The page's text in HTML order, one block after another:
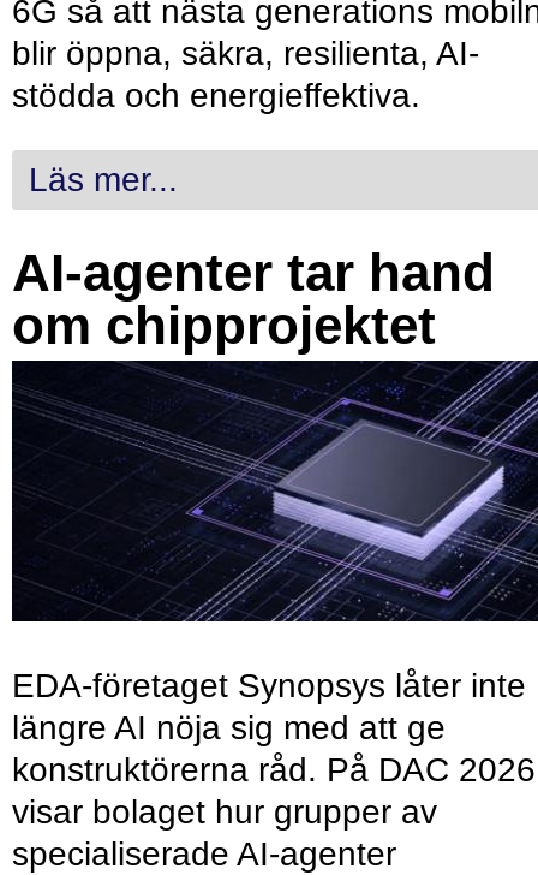
6G så att nästa generations
blir öppna, säkra, resilienta, AI-
stödda och energieffektiva.
Läs mer...
AI-agenter tar hand
om chipprojektet
EDA-företaget Synopsys låter inte
längre AI nöja sig med att ge
konstruktörerna råd. På DAC 2026
visar bolaget hur grupper av
specialiserade AI-agenter